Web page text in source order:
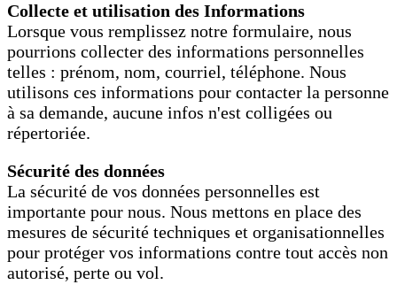
Collecte et utilisation des Informations
Lorsque vous remplissez notre formulaire, nous
pourrions collecter des informations personnelles
telles : prénom, nom, courriel, téléphone. Nous
utilisons ces informations pour contacter la personne
à sa demande, aucune infos n'est colligées ou
répertoriée.
Sécurité des données
La sécurité de vos données personnelles est
importante pour nous. Nous mettons en place des
mesures de sécurité techniques et organisationnelles
pour protéger vos informations contre tout accès non
autorisé, perte ou vol.